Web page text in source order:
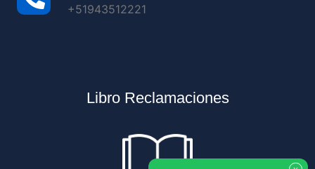
+51943512221
Libro Reclamaciones